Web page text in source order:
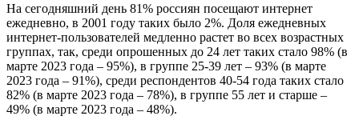
На сегодняшний день 81% россиян посещают интернет
ежедневно, в 2001 году таких было 2%. Доля ежедневных
интернет-пользователей медленно растет во всех возрастных
группах, так, среди опрошенных до 24 лет таких стало 98% (в
марте 2023 года – 95%), в группе 25-39 лет – 93% (в марте
2023 года – 91%), среди респондентов 40-54 года таких стало
82% (в марте 2023 года – 78%), в группе 55 лет и старше –
49% (в марте 2023 года – 48%).